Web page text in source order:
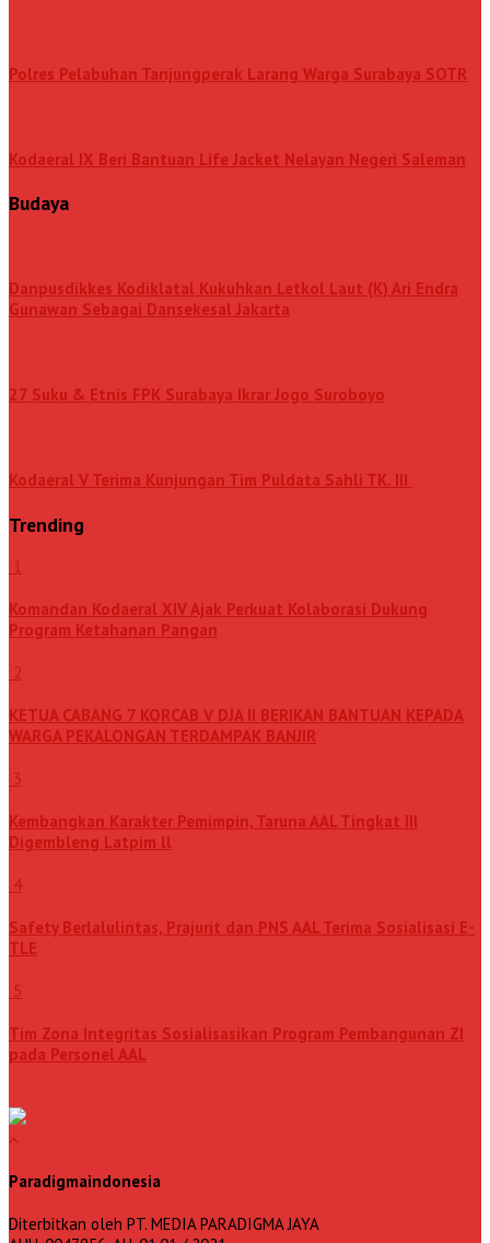
Polres Pelabuhan Tanjungperak Larang Warga Surabaya SOTR
Kodaeral IX Beri Bantuan Life Jacket Nelayan Negeri Saleman
Budaya
Danpusdikkes Kodiklatal Kukuhkan Letkol Laut (K) Ari Endra
Gunawan Sebagai Dansekesal Jakarta
27 Suku & Etnis FPK Surabaya Ikrar Jogo Suroboyo
Kodaeral V Terima Kunjungan Tim Puldata Sahli TK. III
Trending
1
Komandan Kodaeral XIV Ajak Perkuat Kolaborasi Dukung
Program Ketahanan Pangan
2
KETUA CABANG 7 KORCAB V DJA II BERIKAN BANTUAN KEPADA
WARGA PEKALONGAN TERDAMPAK BANJIR
3
Kembangkan Karakter Pemimpin, Taruna AAL Tingkat III
Digembleng Latpim ll
4
Safety Berlalulintas, Prajurit dan PNS AAL Terima Sosialisasi E-
TLE
5
Tim Zona Integritas Sosialisasikan Program Pembangunan ZI
pada Personel AAL
Paradigmaindonesia
Diterbitkan oleh PT. MEDIA PARADIGMA JAYA